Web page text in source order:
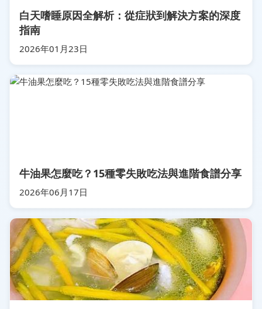
白天嗜睡原因全解析：從症狀到解決方案的深度
指南
2026年01月23日
牛油果怎麼吃？15種零失敗吃法與進階食譜分享
2026年06月17日